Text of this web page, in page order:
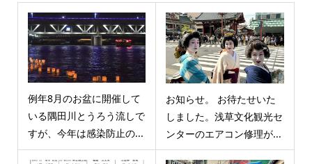
例年8月のお盆に開催して
いる隅田川とうろう流しで
すが、今年は感染防止の...
お知らせ。 お待たせいた
しました。浅草文化観光セ
ンターのエアコン修理が...